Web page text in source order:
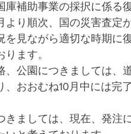
補助事業の採択に係る
り順次、国の災害査定
を見ながら適切な時期に
ます。
公園につきましては、
おおむね10月中には完
ましては、現在、発注